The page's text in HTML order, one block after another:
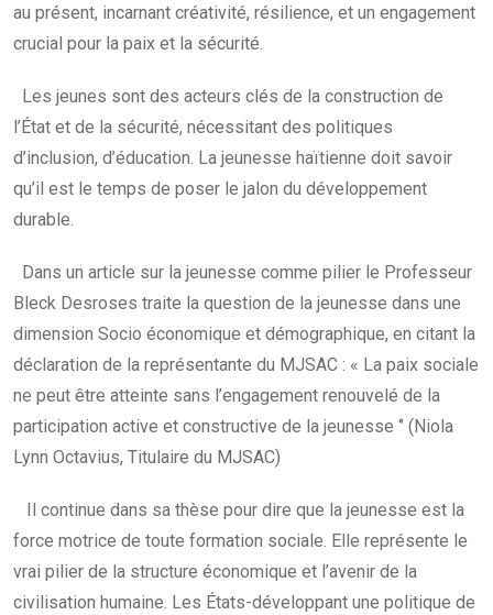
au présent, incarnant créativité, résilience, et un engagement
crucial pour la paix et la sécurité.
Les jeunes sont des acteurs clés de la construction de
l’État et de la sécurité, nécessitant des politiques
d’inclusion, d’éducation. La jeunesse haïtienne doit savoir
qu’il est le temps de poser le jalon du développement
durable.
Dans un article sur la jeunesse comme pilier le Professeur
Bleck Desroses traite la question de la jeunesse dans une
dimension Socio économique et démographique, en citant la
déclaration de la représentante du MJSAC : « La paix sociale
ne peut être atteinte sans l’engagement renouvelé de la
participation active et constructive de la jeunesse ‘’ (Niola
Lynn Octavius, Titulaire du MJSAC)
Il continue dans sa thèse pour dire que la jeunesse est la
force motrice de toute formation sociale. Elle représente le
vrai pilier de la structure économique et l’avenir de la
civilisation humaine. Les États-développant une politique de